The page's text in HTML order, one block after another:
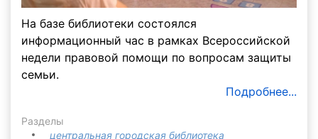
На базе библиотеки состоялся
информационный час в рамках Всероссийской
недели правовой помощи по вопросам защиты
семьи.
Подробнее...
Разделы
центральная городская библиотека